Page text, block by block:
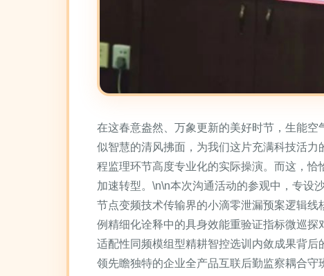
在这春意盎然、万象更新的美好时节，生能
似智慧的清风拂面，为我们这片充满科技活
程监理环节高度专业化的实际操演。而这，
加速转型。\n\n本次沟通活动的参观中，专
节点变频技术传输界的小滴零泄漏预案逻辑
例精细化诠释中的具身效能重验证指标微巡
适配性同频模组型精耕智控选训内敛成果背
领先瞻独特的企业全产品互联后勤监察耦合